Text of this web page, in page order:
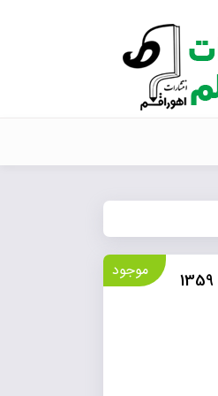
موجود